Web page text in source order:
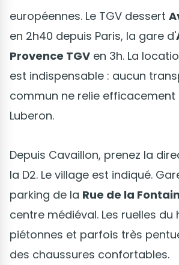
européennes. Le TGV dessert
en 2h40 depuis Paris, la gare d'
Provence TGV en 3h. La
est indispensable : aucun
commun ne relie efficacement
Luberon.
Depuis Cavaillon, prenez la
la D2. Le village est indiqué.
parking de la Rue de la
centre médiéval. Les ruelles du
piétonnes et parfois très
des chaussures confortables.